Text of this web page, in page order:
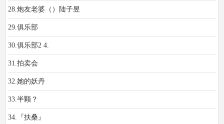
28.炮友老婆（）陆子昱
29.俱乐部
30.俱乐部2 4.
31.拍卖会
32.她的妖丹
33.半颗？
34.『扶桑』